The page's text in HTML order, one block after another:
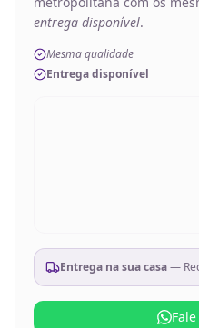
entrega disponível.
Mesma qualidade
Entrega disponível
Entrega na sua casa—